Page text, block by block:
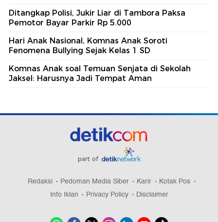
Ditangkap Polisi, Jukir Liar di Tambora Paksa
Pemotor Bayar Parkir Rp 5.000
Hari Anak Nasional, Komnas Anak Soroti
Fenomena Bullying Sejak Kelas 1 SD
Komnas Anak soal Temuan Senjata di Sekolah
Jaksel: Harusnya Jadi Tempat Aman
part of
Redaksi Pedoman Media Siber Karir
Kotak Pos
Info Iklan
Privacy Policy Disclaimer